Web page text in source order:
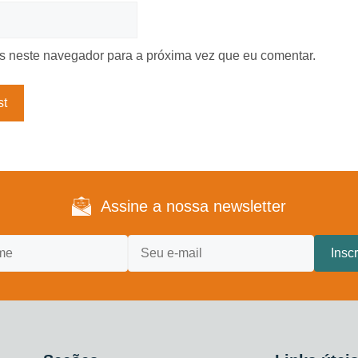
neste navegador para a próxima vez que eu comentar.
Assine a nossa newsletter